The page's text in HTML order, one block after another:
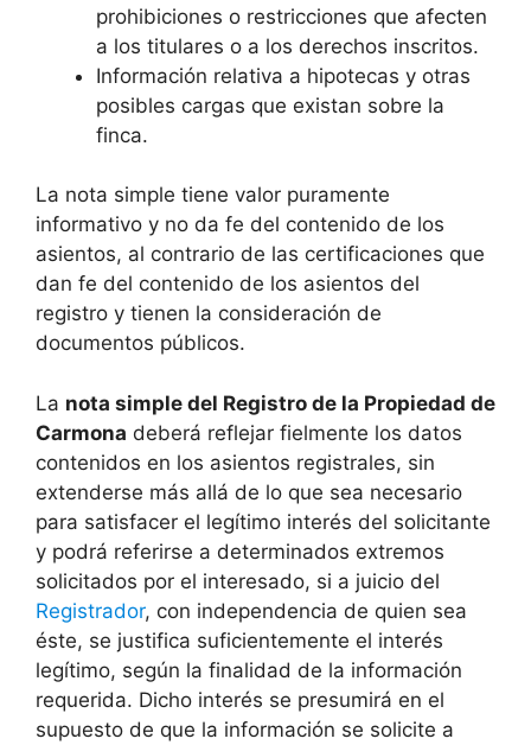
prohibiciones o restricciones que afecten
a los titulares o a los derechos inscritos.
Información relativa a hipotecas y otras
posibles cargas que existan sobre la
finca.
La nota simple tiene valor puramente
informativo y no da fe del contenido de los
asientos, al contrario de las certificaciones que
dan fe del contenido de los asientos del
registro y tienen la consideración de
documentos públicos.
La nota simple del Registro de la Propiedad de
Carmona deberá reflejar fielmente los datos
contenidos en los asientos registrales, sin
extenderse más allá de lo que sea necesario
para satisfacer el legítimo interés del solicitante
y podrá referirse a determinados extremos
solicitados por el interesado, si a juicio del
Registrador, con independencia de quien sea
éste, se justifica suficientemente el interés
legítimo, según la finalidad de la información
requerida. Dicho interés se presumirá en el
supuesto de que la información se solicite a